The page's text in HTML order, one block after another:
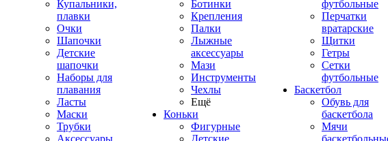
Купальники,
плавки
Очки
Шапочки
Детские
шапочки
Наборы для
плавания
Ласты
Маски
Трубки
Аксессуары
Ботинки
Крепления
Палки
Лыжные
аксессуары
Мази
Инструменты
Чехлы
Ещё
Коньки
Фигурные
Детские
футбольные
Перчатки
вратарские
Щитки
Гетры
Сетки
футбольные
Баскетбол
Обувь для
баскетбола
Мячи